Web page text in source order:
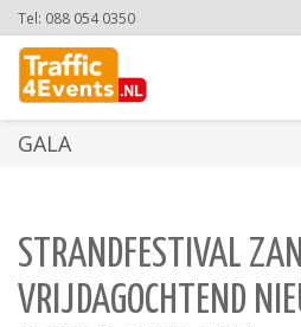
Tel: 088 054 0350
GALA
STRANDFESTIVAL
VRIJDAGOCHTEND